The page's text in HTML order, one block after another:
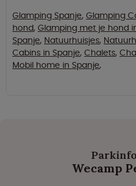
Glamping Spanje, Glamping
hond, Glamping met je hond
Spanje, Natuurhuisjes,
Cabins in Spanje, Chalets,
Mobil home in Spanje,
Wecamp